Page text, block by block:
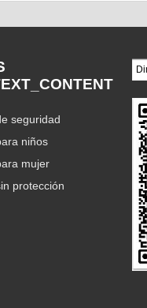
seguridad
niños
mujer
protección